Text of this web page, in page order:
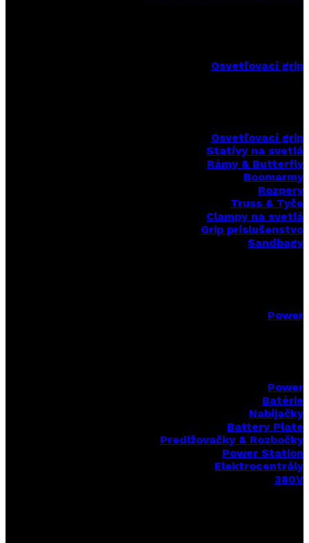
Osvetľovací grip
Osvetľovací grip
Statívy na svetlá
Rámy & Butterfly
Boomarmy
Rozpery
Truss & Tyče
Clampy na svetlá
Grip príslušenstvo
Sandbagy
Power
Power
Batérie
Nabíjačky
Battery Plate
Predlžovačky & Rozbočky
Power Station
Elektrocentrály
380V